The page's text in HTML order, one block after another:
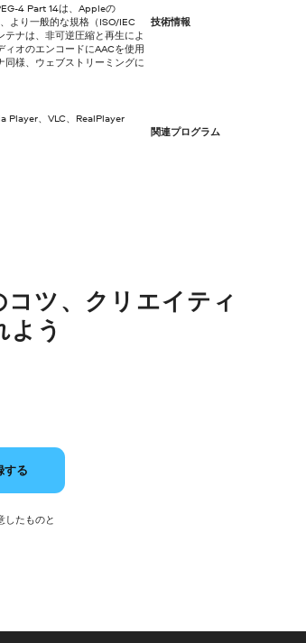
4 Part 14は、Appleの
より一般的な規格（ISO/IEC
ナは、非可逆圧縮と再生によ
オのエンコードにAACを使用
様、ウェブストリーミングに
、VLC、RealPlayer
技術情報
関連プログラム
ツ、クリエイティ
よう
する
したものと